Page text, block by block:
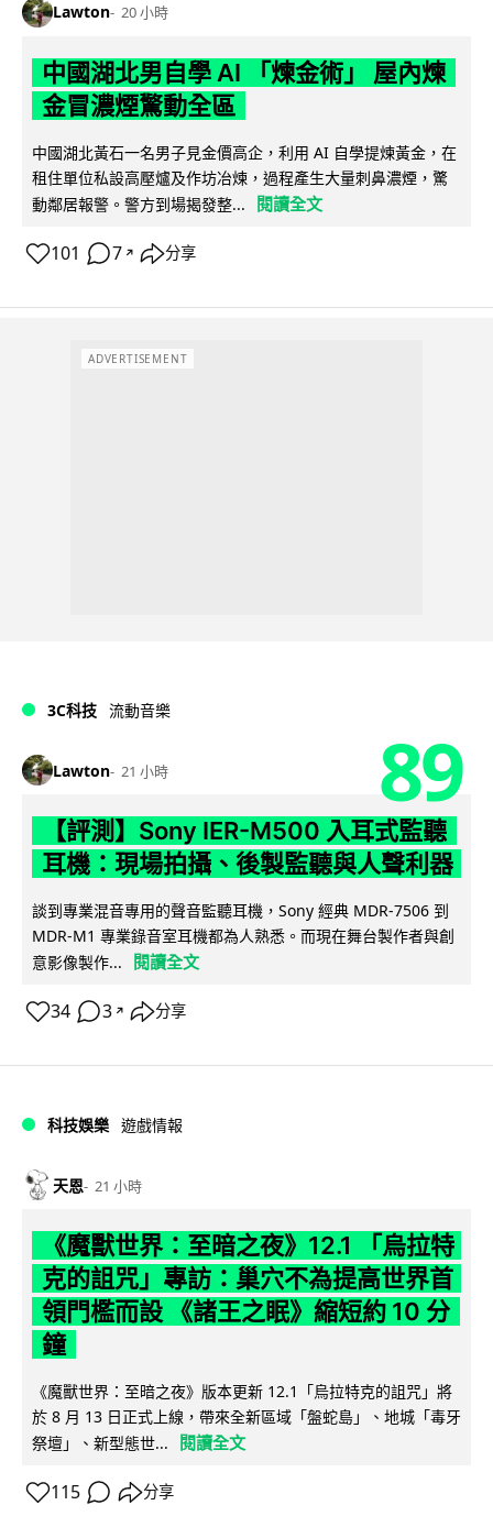
Lawton 20 小時
中國湖北男自學 AI 「煉金術」 屋內煉
金冒濃煙驚動全區
中國湖北黃石一名男子見金價高企，利用 AI 自學提煉黃金，在
租住單位私設高壓爐及作坊冶煉，過程產生大量刺鼻濃煙，驚
動鄰居報警。警方到場揭發整...
閱讀全文
101 7 ↗ 分享
ADVERTISEMENT
3C科技 流動音樂
Lawton 21 小時 89
【評測】Sony IER-M500 入耳式監聽
耳機：現場拍攝、後製監聽與人聲利器
談到專業混音專用的聲音監聽耳機，Sony 經典 MDR-7506 到
MDR-M1 專業錄音室耳機都為人熟悉。而現在舞台製作者與創
意影像製作...
閱讀全文
34 3 ↗ 分享
科技娛樂 遊戲情報
天恩 21 小時
《魔獸世界：至暗之夜》12.1 「烏拉特
克的詛咒」專訪：巢穴不為提高世界首
領門檻而設 《諸王之眠》縮短約 10 分
鐘
《魔獸世界：至暗之夜》版本更新 12.1「烏拉特克的詛咒」將
於 8 月 13 日正式上線，帶來全新區域「盤蛇島」、地城「毒牙
祭壇」、新型態世...
閱讀全文
115 分享